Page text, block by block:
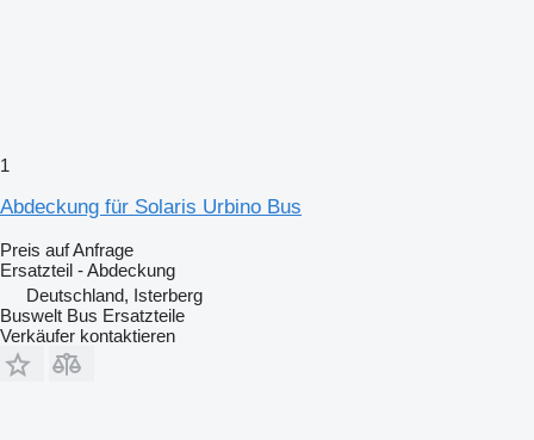
1
Abdeckung für Solaris Urbino Bus
Preis auf Anfrage
Ersatzteil - Abdeckung
Deutschland, Isterberg
Buswelt Bus Ersatzteile
Verkäufer kontaktieren